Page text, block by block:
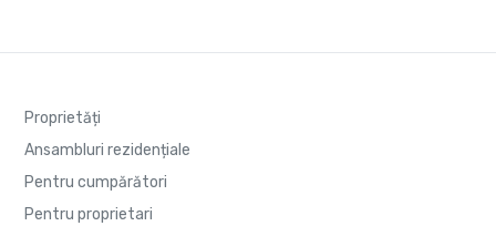
Proprietăți
Ansambluri rezidențiale
Pentru cumpărători
Pentru proprietari